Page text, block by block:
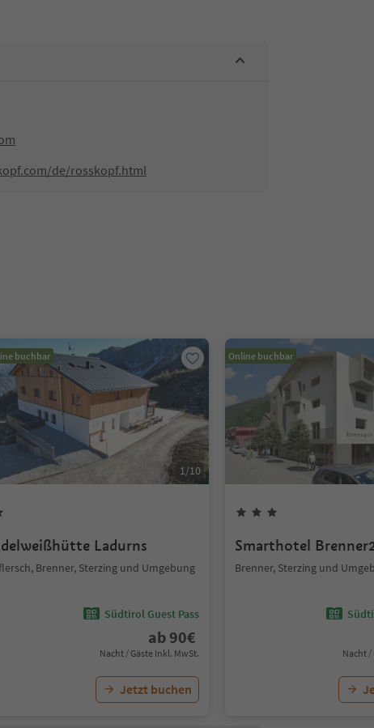
de/rosskopf.html
buchbar
1/10
Ladurns
Brenner, Sterzing und Umgebung
Südtirol Guest Pass
ab 90€
Nacht / Gäste Inkl. MwSt.
Jetzt buchen
Online buchbar
Smarthotel
Brenner, Sterzing und
Nacht /